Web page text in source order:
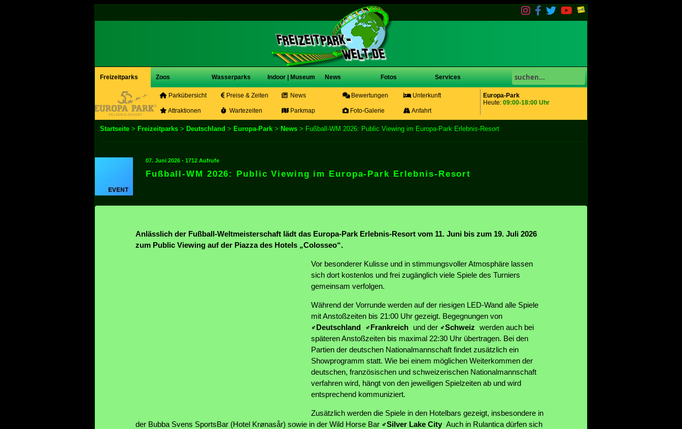
Freizeitparks Zoos Wasserparks Indoor | Museum News Fotos Services
Europa-Park
Heute: 09:00-18:00 Uhr
Parkübersicht Preise & Zeiten News Bewertungen Unterkunft
Attraktionen Wartezeiten Parkmap Foto-Galerie Anfahrt
Startseite > Freizeitparks > Deutschland > Europa-Park > News > Fußball-WM 2026: Public Viewing im Europa-Park Erlebnis-Resort
07. Juni 2026 - 1712 Aufrufe
Fußball-WM 2026: Public Viewing im Europa-Park Erlebnis-Resort
Anlässlich der Fußball-Weltmeisterschaft lädt das Europa-Park Erlebnis-Resort vom 11. Juni bis zum 19. Juli 2026
zum Public Viewing auf der Piazza des Hotels „Colosseo“.
Vor besonderer Kulisse und in stimmungsvoller Atmosphäre lassen
sich dort kostenlos und frei zugänglich viele Spiele des Turniers
gemeinsam verfolgen.
Während der Vorrunde werden auf der riesigen LED-Wand alle Spiele
mit Anstoßzeiten bis 21:00 Uhr gezeigt. Begegnungen von
Deutschland
Frankreich und der Schweiz werden auch bei
späteren Anstoßzeiten bis maximal 22:30 Uhr übertragen. Bei den
Partien der deutschen Nationalmannschaft findet zusätzlich ein
Showprogramm statt. Wie bei einem möglichen Weiterkommen der
deutschen, französischen und schweizerischen Nationalmannschaft
verfahren wird, hängt von den jeweiligen Spielzeiten ab und wird
entsprechend kommuniziert.
Zusätzlich werden die Spiele in den Hotelbars gezeigt, insbesondere in
der Bubba Svens SportsBar (Hotel Krønasår) sowie in der Wild Horse Bar
Silver Lake City Auch in Rulantica dürfen sich